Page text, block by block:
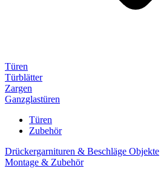
Türen
Türblätter
Zargen
Ganzglastüren
Türen
Zubehör
Drückergarnituren & Beschläge Objekte
Montage & Zubehör